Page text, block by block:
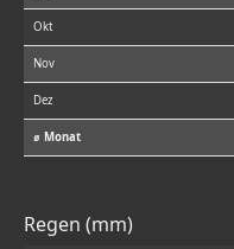
Okt
Nov
Dez
⌀ Monat
Regen (mm)